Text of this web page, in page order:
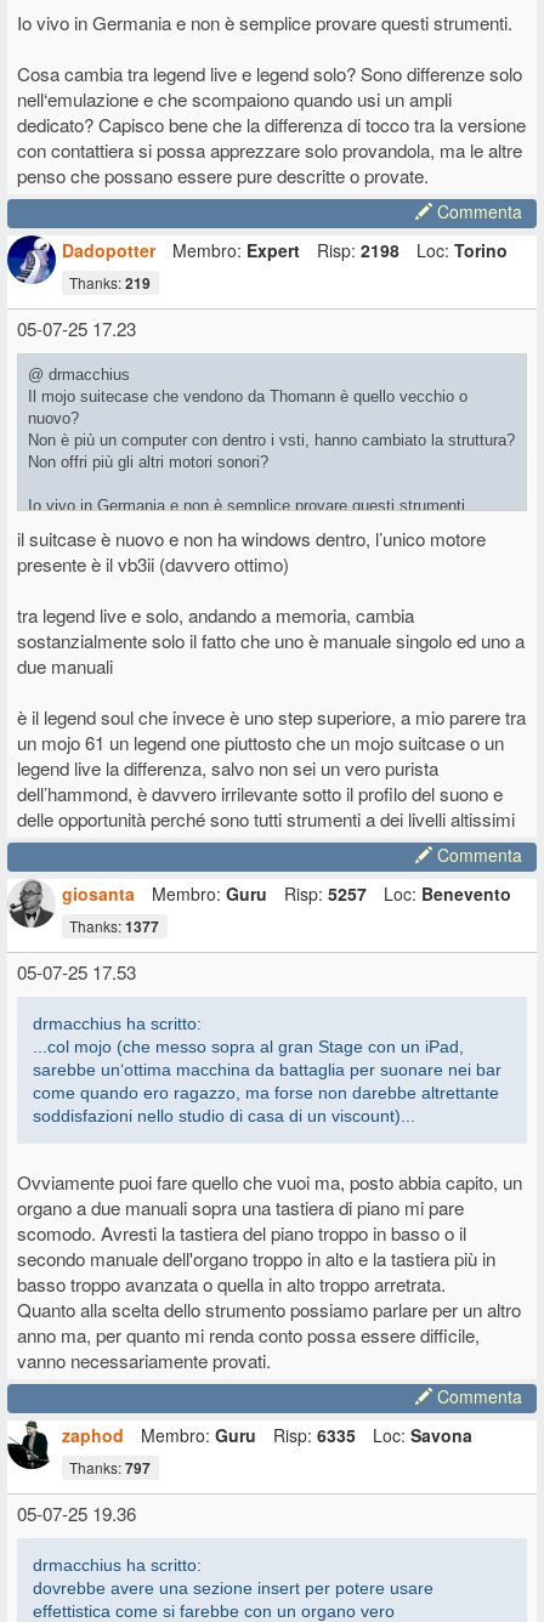
doppio manuale è una ottima seconda tastiera, sul nuovo invece ho
trovato nel Legend One un rapporto qualità prezzo altissimo (e la
versione 73 ti permette di farci di tutto)
Io vivo in Germania e non è semplice provare questi strumenti.
Cosa cambia tra legend live e legend solo? Sono differenze solo
nell‘emulazione e che scompaiono quando usi un ampli
dedicato? Capisco bene che la differenza di tocco tra la versione
con contattiera si possa apprezzare solo provandola, ma le altre
penso che possano essere pure descritte o provate.
Commenta
Dadopotter
Membro: Expert Risp: 2198 Loc: Torino
Thanks:219
05-07-25 17.23
@ drmacchius
Il mojo suitecase che vendono da Thomann è quello vecchio o
nuovo?
Non è più un computer con dentro i vsti, hanno cambiato la struttura?
Non offri più gli altri motori sonori?
Io vivo in Germania e non è semplice provare questi strumenti.
Cosa cambia tra legend live e legend solo? Sono differenze solo
nell‘emulazione e che scompaiono quando usi un ampli dedicato?
contattiera si possa apprezzare solo provandola, ma le altre penso
che possano essere pure descritte o provate.
il suitcase è nuovo e non ha windows dentro, l’unico motore
presente è il vb3ii (davvero ottimo)
tra legend live e solo, andando a memoria, cambia
sostanzialmente solo il fatto che uno è manuale singolo ed uno a
due manuali
è il legend soul che invece è uno step superiore, a mio parere tra
un mojo 61 un legend one piuttosto che un mojo suitcase o un
legend live la differenza, salvo non sei un vero purista
dell’hammond, è davvero irrilevante sotto il profilo del suono e
delle opportunità perché sono tutti strumenti a dei livelli altissimi
Commenta
giosanta
Membro: Guru Risp: 5257 Loc: Benevento
Thanks:1377
05-07-25 17.53
drmacchius ha scritto:
...col mojo (che messo sopra al gran Stage con un iPad,
sarebbe un‘ottima macchina da battaglia per suonare nei bar
come quando ero ragazzo, ma forse non darebbe altrettante
soddisfazioni nello studio di casa di un viscount)...
Ovviamente puoi fare quello che vuoi ma, posto abbia capito, un
organo a due manuali sopra una tastiera di piano mi pare
scomodo. Avresti la tastiera del piano troppo in basso o il
secondo manuale dell'organo troppo in alto e la tastiera più in
basso troppo avanzata o quella in alto troppo arretrata.
Quanto alla scelta dello strumento possiamo parlare per un altro
anno ma, per quanto mi renda conto possa essere difficile,
vanno necessariamente provati.
Commenta
zaphod
Membro: Guru Risp: 6335 Loc: Savona
Thanks:797
05-07-25 19.36
drmacchius ha scritto:
dovrebbe avere una sezione insert per potere usare
effettistica come si farebbe con un organo vero